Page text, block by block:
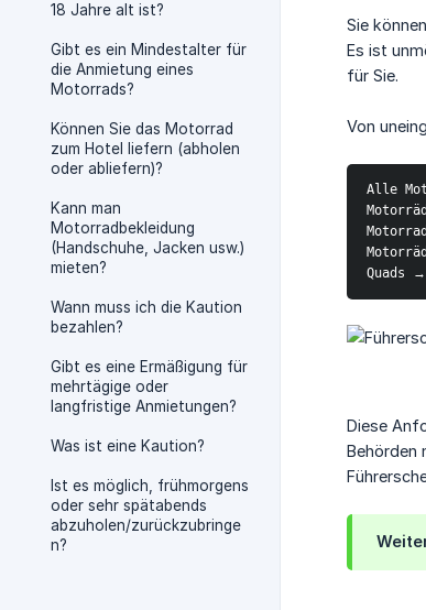
18 Jahre alt ist?
Gibt es ein Mindestalter für
die Anmietung eines
Motorrads?
Können Sie das Motorrad
zum Hotel liefern (abholen
oder abliefern)?
Kann man
Motorradbekleidung
(Handschuhe, Jacken usw.)
mieten?
Wann muss ich die Kaution
bezahlen?
Gibt es eine Ermäßigung für
mehrtägige oder
langfristige Anmietungen?
Was ist eine Kaution?
Ist es möglich, frühmorgens
oder sehr spätabends
abzuholen/zurückzubringe
n?
Sie
Es ist
für Sie.
Von
Alle
Quads
Diese
Behörden